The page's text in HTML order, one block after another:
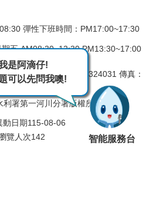
彈性下班時間：PM17:00~17:30
五 AM08:30~12:30 PM13:30~17:00
路6號
電話：(03)9324031 傳真：
署第一河川分署版權所有
動日期115-08-06
覽人次142
是阿滴仔!
可以先問我噢!
智能服務台